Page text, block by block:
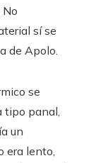
sí se
de Apolo.
se
tipo panal,
un
era lento,